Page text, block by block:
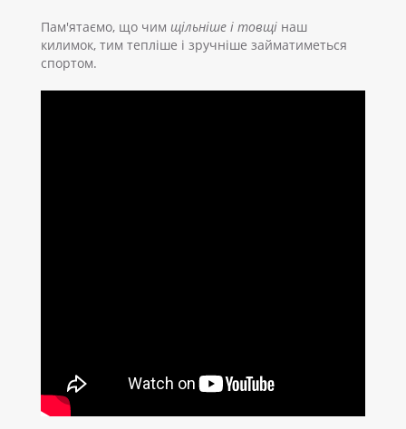
Пам'ятаємо, що чим щільніше і товщі наш
килимок, тим тепліше і зручніше займатиметься
спортом.